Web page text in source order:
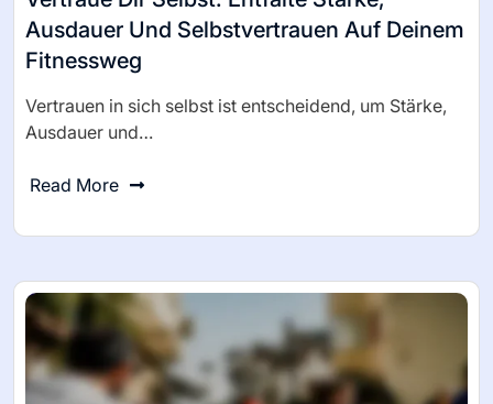
Ausdauer Und Selbstvertrauen Auf Deinem
Fitnessweg
Vertrauen in sich selbst ist entscheidend, um Stärke,
Ausdauer und…
Read More